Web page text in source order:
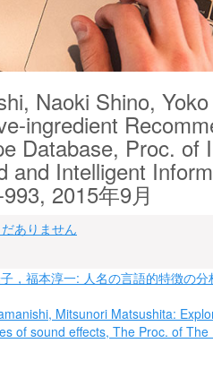
Naoki Shino,
ingredient
Database, Proc. of
and Intelligent
2015年9月
ありません
，福本淳一: 人名の言語的特徴の
Mitsunori Matsushita:
of sound effects, The Proc. of